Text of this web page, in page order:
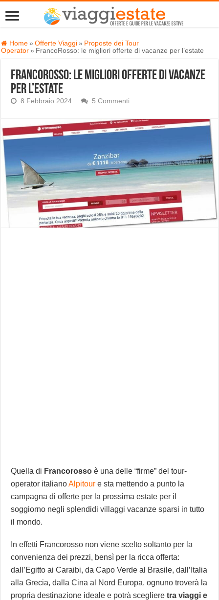
Home » Offerte Viaggi » Proposte dei Tour
Operator » FrancoRosso: le migliori offerte di vacanze per l’estate
FrancoRosso: le migliori offerte di vacanze
per l’estate
8 Febbraio 2024 5 Commenti
Quella di Francorosso è una delle “firme” del tour-
operator italianoAlpitour e sta mettendo a punto la
campagna di offerte per la prossima estate per il
soggiorno negli splendidi villaggi vacanze sparsi in tutto
il mondo.
In effetti Francorosso non viene scelto soltanto per la
convenienza dei prezzi, bensì per la ricca offerta:
dall’Egitto ai Caraibi, da Capo Verde al Brasile, dall’Italia
alla Grecia, dalla Cina al Nord Europa, ognuno troverà la
propria destinazione ideale e potrà sceglieretra viaggi e